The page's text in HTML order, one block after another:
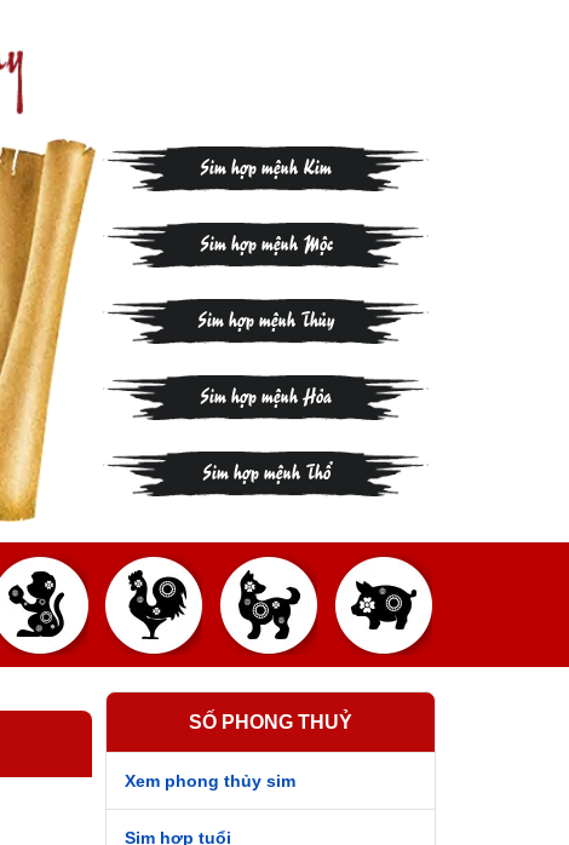
Sim hợp mệnh Kim
Sim hợp mệnh Mộc
Sim hợp mệnh Thủy
Sim hợp mệnh Hỏa
Sim hợp mệnh Thổ
SỐ PHONG THUỶ
Xem phong thủy sim
Sim hợp tuổi